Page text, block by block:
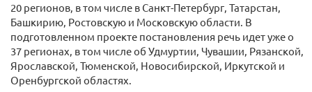
20 регионов, в том числе в Санкт-Петербург, Татарстан,
Башкирию, Ростовскую и Московскую области. В
подготовленном проекте постановления речь идет уже о
37 регионах, в том числе об Удмуртии, Чувашии, Рязанской,
Ярославской, Тюменской, Новосибирской, Иркутской и
Оренбургской областях.